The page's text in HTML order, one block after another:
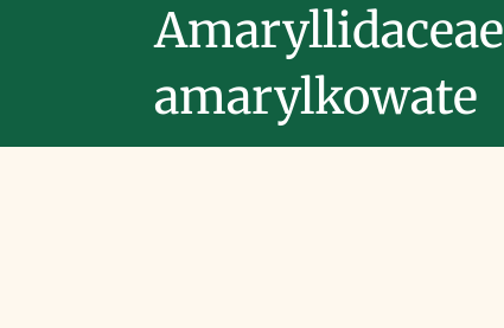
Amaryllidaceae
amarylkowate